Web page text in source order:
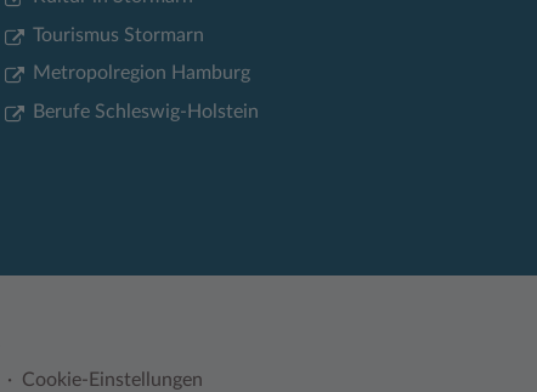
Tourismus Stormarn
Metropolregion Hamburg
Berufe Schleswig-Holstein
Cookie-Einstellungen